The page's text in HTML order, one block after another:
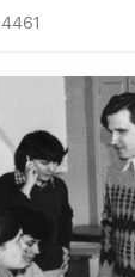
4461